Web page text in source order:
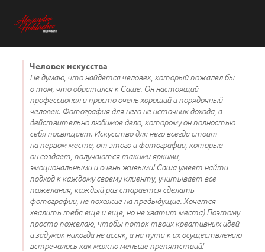
Человек искусства
Не думаю, что найдется человек, который пожалел бы
о том, что обратился к Саше. Он настоящий
профессионал и просто очень хороший и порядочный
человек. Фотография для него не источник дохода, а
действительно любимое дело, которому он полностью
себя посвящает. Искусство для него всегда стоит
на первом месте, от этого и фотографии, которые
он создает, получаются такими яркими,
эмоциональными и очень живыми! Саша умеет найти
подход к каждому своему клиенту, учитывает все
пожелания, каждый раз старается сделать
фотографии, не похожие на предыдущие. Хочется
хвалить тебя еще и еще, но не хватит места) Поэтому
просто пожелаю, чтобы поток твоих креативных идей
и задумок никогда не иссяк, а на пути к их осуществлению
встречалось как можно меньше препятствий!